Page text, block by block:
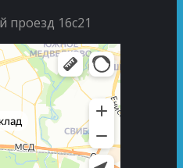
проезд 16с21